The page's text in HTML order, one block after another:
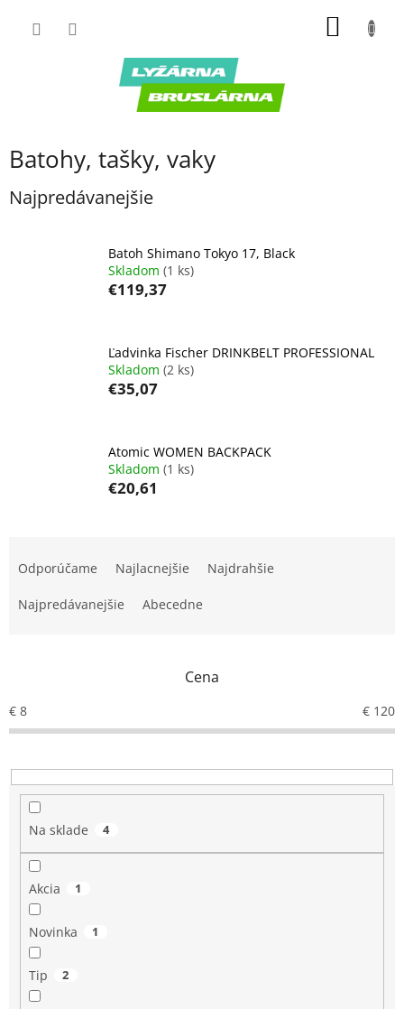
Batohy, tašky, vaky
Najpredávanejšie
Batoh Shimano Tokyo 17, Black
Skladom (1 ks)
€119,37
Ľadvinka Fischer DRINKBELT PROFESSIONAL
Skladom (2 ks)
€35,07
Atomic WOMEN BACKPACK
Skladom (1 ks)
€20,61
r
o
u
k
Odporúčame Najlacnejšie Najdrahšie
Najpredávanejšie Abecedne
Cena
€ 8 € 120
Na sklade 4
Akcia 1
Novinka 1
Tip 2